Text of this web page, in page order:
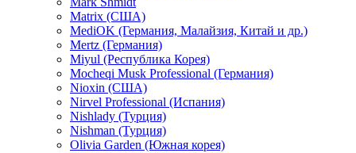
Matrix (США)
MediOK (Германия, Малайзия, Китай и др.)
Mertz (Германия)
Miyul (Республика Корея)
Mocheqi Musk Professional (Германия)
Nioxin (США)
Nirvel Professional (Испания)
Nishlady (Турция)
Nishman (Турция)
Olivia Garden (Южная корея)